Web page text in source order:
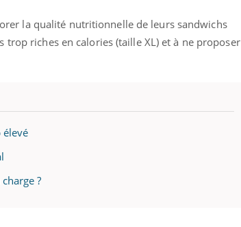
la qualité nutritionnelle de leurs sandwichs
trop riches en calories (taille XL) et à ne proposer
élevé
?